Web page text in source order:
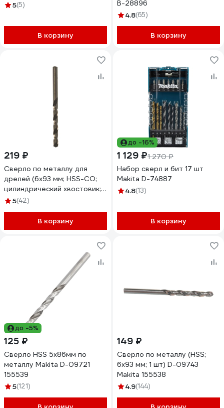
5(5)
В корзину
B-28896
4.8(65)
В корзину
219 ₽
Сверло по металлу для
дрелей (6х93 мм; HSS-СО;
цилиндрический хвостовик;
спиральное) Makita D-17382
5(42)
В корзину
до -16%
1 129 ₽1 270 ₽
Набор сверл и бит 17 шт
Makita D-74887
4.8(13)
В корзину
до -5%
125 ₽
Сверло HSS 5х86мм по
металлу Makita D-09721
155539
5(121)
149 ₽
Сверло по металлу (HSS;
6х93 мм; 1 шт) D-09743
Makita 155538
4.9(144)